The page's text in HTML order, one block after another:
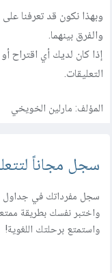
والفرق بينهما.
إذا كان لديك أي اقتراح
التعليقات.
المؤلف: مارلين الخويخي
سجل مجاناً
سجل مفرداتك في جداول
واستمتع برحلتك اللغوية!